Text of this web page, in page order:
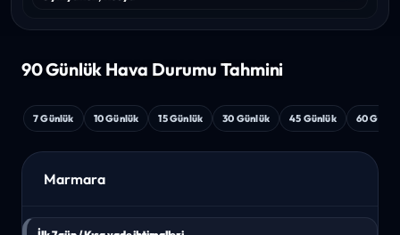
90 Günlük Hava Durumu Tahmini
7 Günlük 10 Günlük 15 Günlük 30 Günlük 45 Günlük 60
Marmara